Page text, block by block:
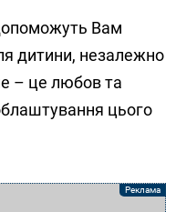
Вам
дитини, незалежно
– це любов та
цього